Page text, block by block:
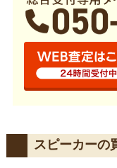
スピーカーの